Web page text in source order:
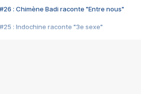
#26 : Chimène Badi raconte "Entre nous"
#25 : Indochine raconte "3e sexe"